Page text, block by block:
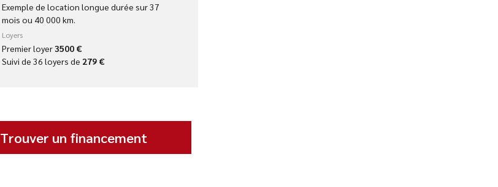
Exemple de location longue durée sur 37
mois ou 40 000 km.
Loyers
Premier loyer3500 €
Suivi de 36 loyers de 279 €
Trouver un financement